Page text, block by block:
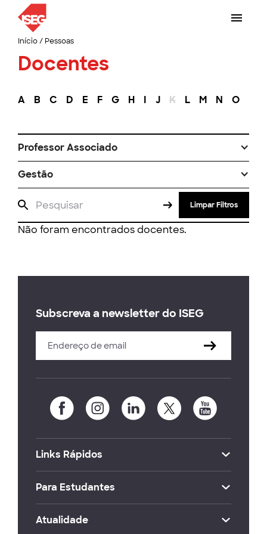
Início/ Pessoas
Docentes
A B C D E F G H I J K L M N O
Professor Associado
Gestão
Limpar Filtros
Não foram encontrados docentes.
Subscreva a newsletter do ISEG
Links Rápidos
Para Estudantes
Atualidade